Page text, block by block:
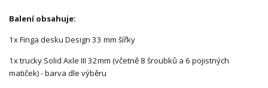
Balení obsahuje:
1x Finga desku Design 33 mm šířky
1x trucky Solid Axle III 32mm (včetně 8 šroubků a 6 pojistných
matiček) - barva dle výběru